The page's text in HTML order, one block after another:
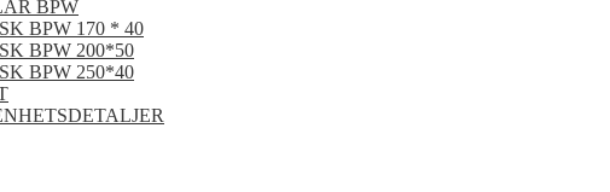
BPW
BPW 170 * 40
BPW 200*50
BPW 250*40